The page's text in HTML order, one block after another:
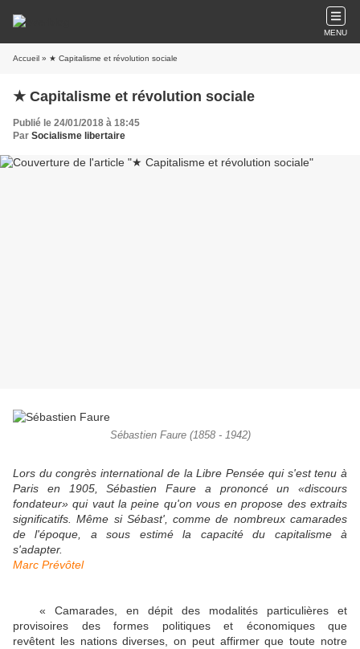
MENU
Accueil » ★ Capitalisme et révolution sociale
★ Capitalisme et révolution sociale
Publié le 24/01/2018 à 18:45
Par Socialisme libertaire
Sébastien Faure (1858 - 1942)
Lors du congrès international de la Libre Pensée qui s'est tenu à
Paris en 1905, Sébastien Faure a prononcé un «discours
fondateur» qui vaut la peine qu'on vous en propose des extraits
significatifs. Même si Sébast', comme de nombreux camarades
de l'époque, a sous estimé la capacité du capitalisme à
s'adapter.
Marc Prévôtel
« Camarades, en dépit des modalités particulières et
provisoires des formes politiques et économiques que
revêtent les nations diverses, on peut affirmer que toute notre